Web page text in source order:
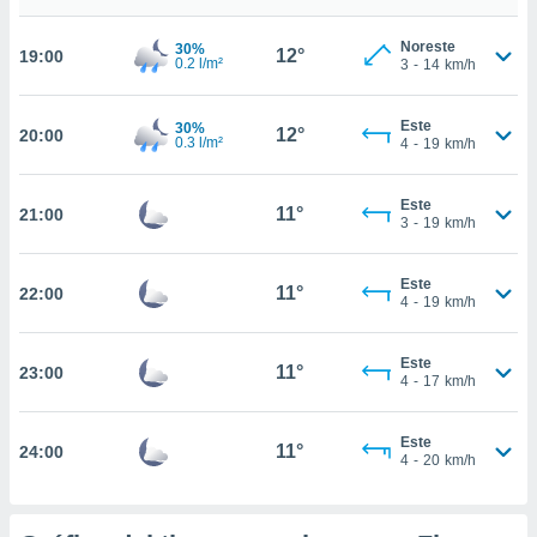
similares
como
IP
posible
en
a lo que
su
datos
19:00
30%
0.2 l/m²
12°
Noreste
3 - 14 km/h
20:00
30%
0.3 l/m²
12°
Este
4 - 19 km/h
21:00 11°
Este
3 - 19 km/h
22:00 11°
Este
4 - 19 km/h
23:00 11°
Este
4 - 17 km/h
24:00 11°
Este
4 - 20 km/h